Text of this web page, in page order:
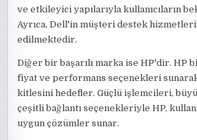
ve etkileyici yapılarıyla kullanıcıların
Ayrıca, Dell'in müşteri destek
edilmektedir.
Diğer bir başarılı marka ise HP'dir. HP
fiyat ve performans seçenekleri
kitlesini hedefler. Güçlü işlemcileri,
çeşitli bağlantı seçenekleriyle HP,
uygun çözümler sunar.